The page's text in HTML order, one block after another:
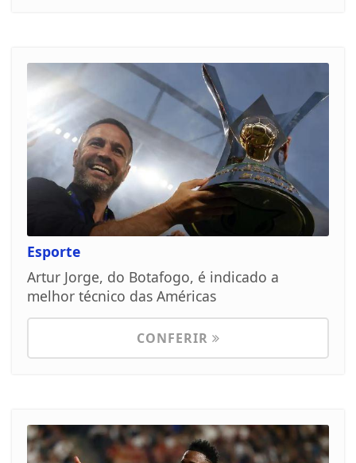
Esporte
Artur Jorge, do Botafogo, é indicado a
melhor técnico das Américas
CONFERIR